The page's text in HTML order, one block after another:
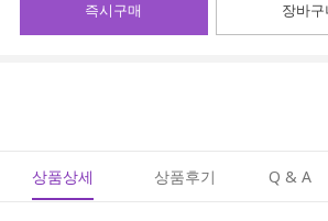
장바구
즉시구매
상품상세 상품후기 Q & A